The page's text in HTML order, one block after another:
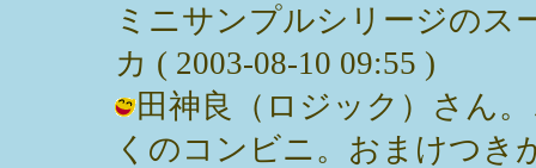
ミニサンプルシリージのス
カ ( 2003-08-10 09:55 )
田神良（ロジック）さん
くのコンビニ。おまけつき